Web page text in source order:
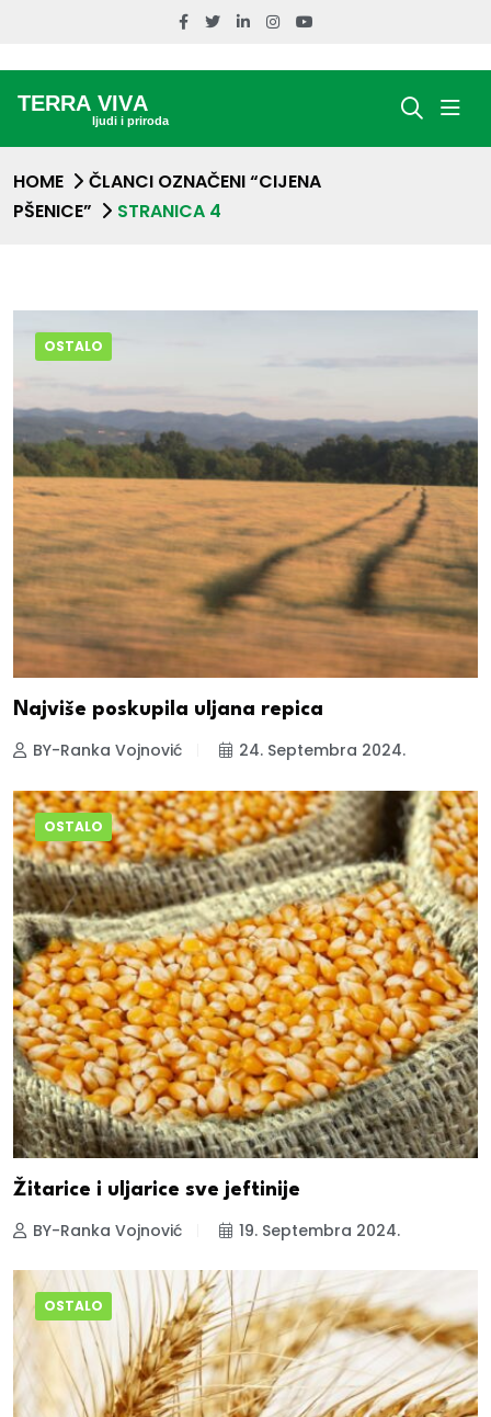
HOME
ČLANCI OZNAČENI “CIJENA
PŠENICE”
STRANICA 4
OSTALO
Najviše poskupila uljana repica
BY-Ranka Vojnović 24. Septembra 2024.
OSTALO
Žitarice i uljarice sve jeftinije
BY-Ranka Vojnović 19. Septembra 2024.
OSTALO